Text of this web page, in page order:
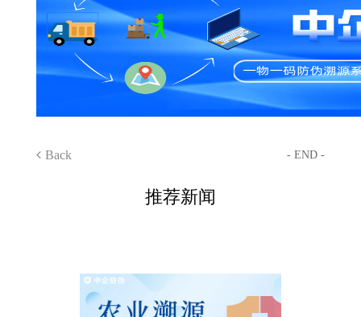
Back - END -
推荐新闻